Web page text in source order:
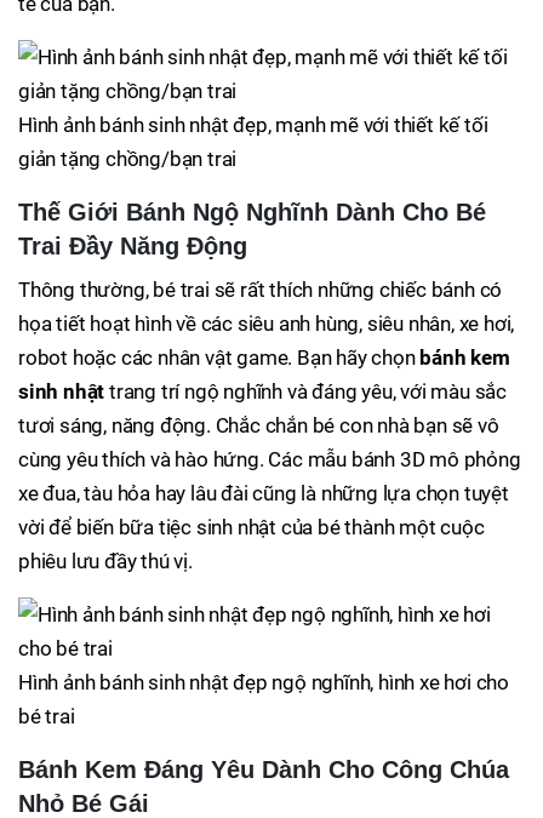
Hình ảnh bánh sinh nhật đẹp, mạnh mẽ với thiết kế tối
giản tặng chồng/bạn trai
Thế Giới Bánh Ngộ Nghĩnh Dành Cho Bé
Trai Đầy Năng Động
Thông thường, bé trai sẽ rất thích những chiếc bánh có
họa tiết hoạt hình về các siêu anh hùng, siêu nhân, xe hơi,
robot hoặc các nhân vật game. Bạn hãy chọn bánh kem
sinh nhật trang trí ngộ nghĩnh và đáng yêu, với màu sắc
tươi sáng, năng động. Chắc chắn bé con nhà bạn sẽ vô
cùng yêu thích và hào hứng. Các mẫu bánh 3D mô phỏng
xe đua, tàu hỏa hay lâu đài cũng là những lựa chọn tuyệt
vời để biến bữa tiệc sinh nhật của bé thành một cuộc
phiêu lưu đầy thú vị.
Hình ảnh bánh sinh nhật đẹp ngộ nghĩnh, hình xe hơi cho
bé trai
Bánh Kem Đáng Yêu Dành Cho Công Chúa
Nhỏ Bé Gái